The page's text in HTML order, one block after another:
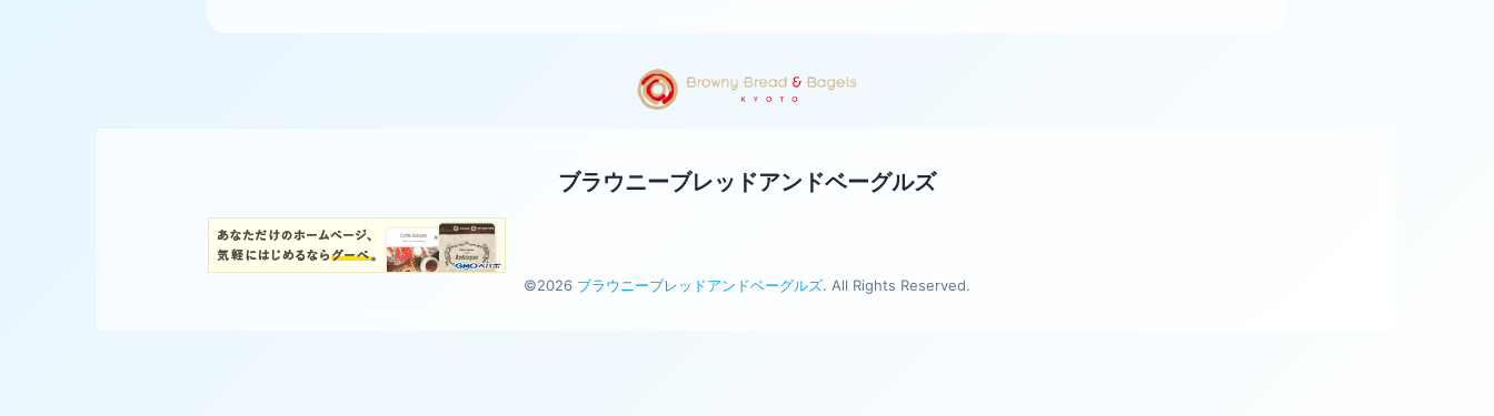
ブラウニーブレッドアンドベーグルズ
©2026 ブラウニーブレッドアンドベーグルズ. All Rights Reserved.